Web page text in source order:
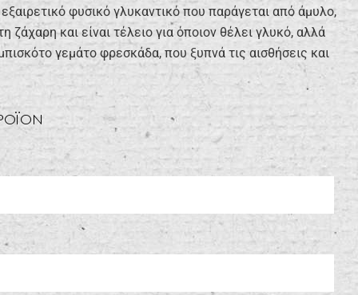
φυσικό γλυκαντικό που παράγεται από άμυλο,
ζάχαρη και είναι τέλειο για όποιον θέλει γλυκό, αλλά
γεμάτο φρεσκάδα, που ξυπνά τις αισθήσεις και